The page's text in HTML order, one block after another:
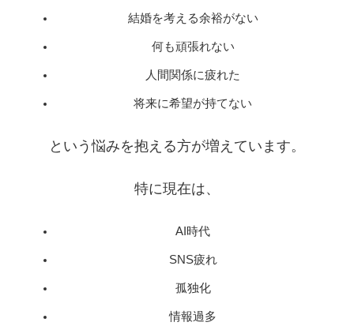
結婚を考える余裕がない
何も頑張れない
人間関係に疲れた
将来に希望が持てない
という悩みを抱える方が増えています。
特に現在は、
AI時代
SNS疲れ
孤独化
情報過多